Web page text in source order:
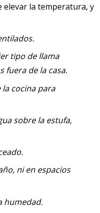
elevar la temperatura, y
tipo de llama
fuera de la casa.
cocina para
sobre la estufa,
ni en espacios
humedad.